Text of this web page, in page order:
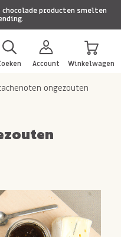
producten smelten
Account Winkelwagen
ongezouten